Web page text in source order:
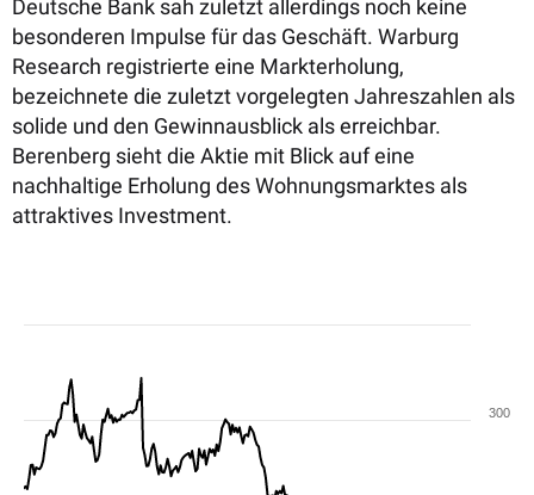
Deutsche Bank sah zuletzt allerdings noch keine
besonderen Impulse für das Geschäft. Warburg
Research registrierte eine Markterholung,
bezeichnete die zuletzt vorgelegten Jahreszahlen als
solide und den Gewinnausblick als erreichbar.
Berenberg sieht die Aktie mit Blick auf eine
nachhaltige Erholung des Wohnungsmarktes als
attraktives Investment.
300